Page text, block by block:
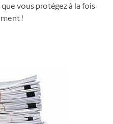
vous protégez à la fois
!